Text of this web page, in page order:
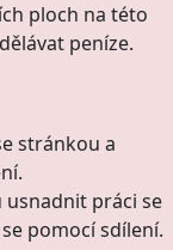
ploch na této
peníze.
stránkou a
usnadnit práci se
pomocí sdílení.